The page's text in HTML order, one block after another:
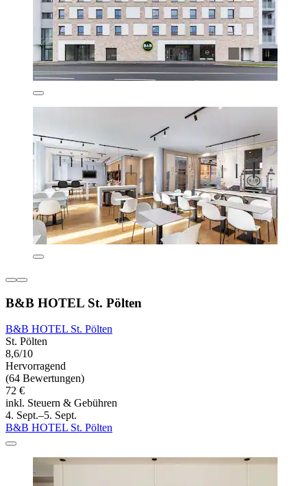
B&B HOTEL St. Pölten
B&B HOTEL St. Pölten
St. Pölten
8,6/10
Hervorragend
(64 Bewertungen)
72 €
inkl. Steuern & Gebühren
4. Sept.–5. Sept.
B&B HOTEL St. Pölten